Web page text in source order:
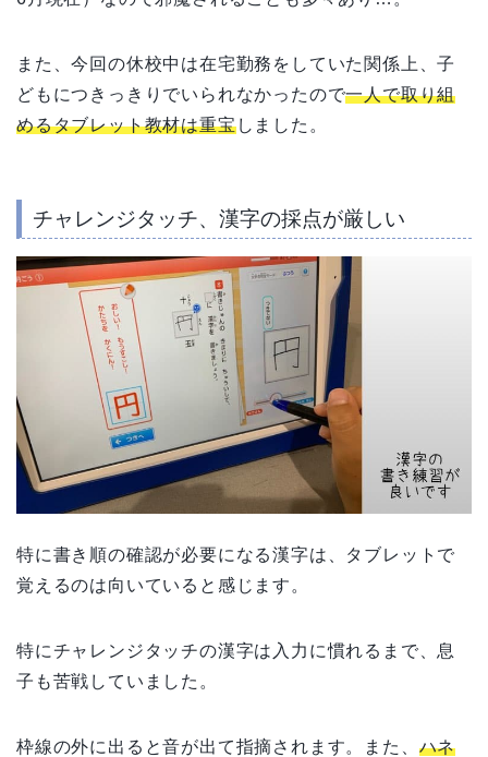
また、今回の休校中は在宅勤務をしていた関係上、子
どもにつきっきりでいられなかったので一人で取り組
めるタブレット教材は重宝しました。
チャレンジタッチ、 漢字の採点が厳しい
特に書き順の確認が必要になる漢字は、タブレットで
覚えるのは向いていると感じます。
特にチャレンジタッチの漢字は入力に慣れるまで、息
子も苦戦していました。
枠線の外に出ると音が出て指摘されます。また、 ハネ